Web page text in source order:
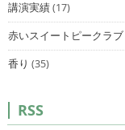
講演実績(17)
赤いスイートピークラブ
香り (35)
RSS